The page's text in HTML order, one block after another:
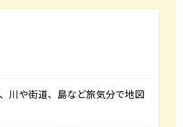
川や街道、島など旅気分で地図